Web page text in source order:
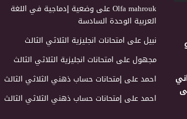
Olfa mahroukعلىوضعية إدماجية في اللغة
العربية الوحدة السادسة
نبيلعلى امتحانات انجليزية الثلاثي الثالث
مجهولعلى امتحانات انجليزية الثلاثي الثالث
احمدعلى إمتحانات حساب ذهني الثلاثي الثالث
احمدعلى إمتحانات حساب ذهني الثلاثي الثالث